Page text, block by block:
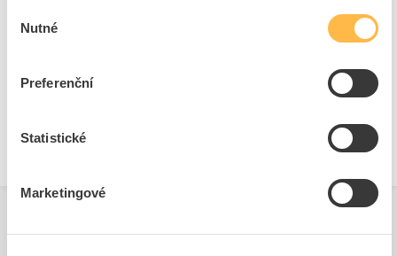
souhlasu
Nutné
Preferenční
Statistické
Marketingové